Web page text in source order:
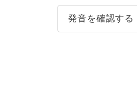
発音を確認する